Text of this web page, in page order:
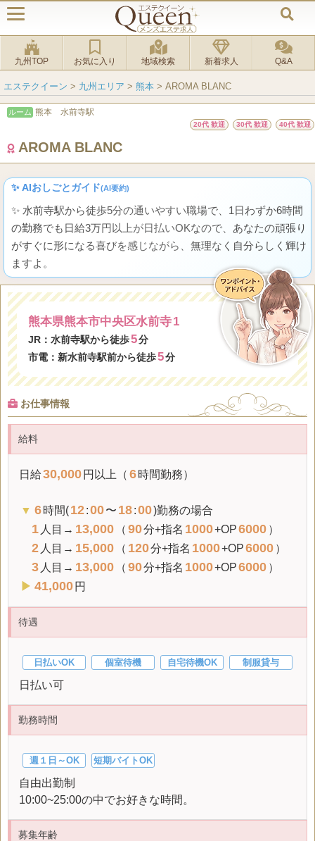
九州TOP お気に入り 地域検索 新着求人 Q&A
エステクイーン > 九州エリア > 熊本 > AROMA BLANC
ルーム 熊本 水前寺駅
20代 歓迎 30代 歓迎 40代 歓迎
AROMA BLANC
✨ AIおしごとガイド(AI要約)
✨ 水前寺駅から徒歩5分の通いやすい職場で、1日わずか6時間
の勤務でも日給3万円以上が日払いOKなので、あなたの頑張り
がすぐに形になる喜びを感じながら、無理なく自分らしく輝け
ますよ。
熊本県熊本市中央区水前寺1
JR：水前寺駅から徒歩5分
市電：新水前寺駅前から徒歩5分
お仕事情報
給料
日給30,000 円以上（ 6時間勤務）
▼ 6時間(12:00〜 18:00)勤務の場合
1 人目→ 13,000 （ 90分+指名 1000+OP6000 ）
2 人目→ 15,000 （ 120分+指名 1000+OP6000 ）
3 人目→ 13,000 （ 90分+指名 1000+OP6000 ）
▶ 41,000 円
待遇
日払いOK 個室待機 自宅待機OK 制服貸与
日払い可
勤務時間
週１日～OK 短期バイトOK
自由出勤制
10:00~25:00の中でお好きな時間。
募集年齢